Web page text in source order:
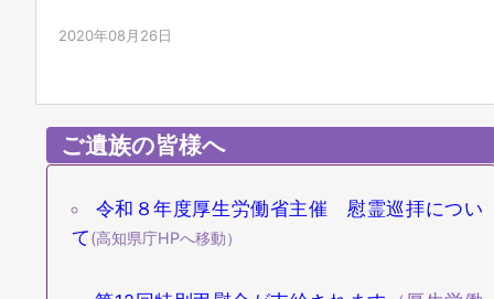
2020年08月26日
ご遺族の皆様へ
令和８年度厚生労働省主催 慰霊巡拝につい
て(高知県庁HPへ移動）